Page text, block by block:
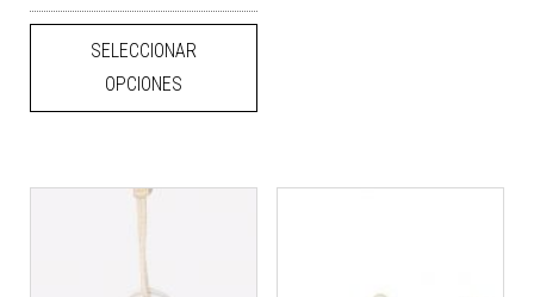
SELECCIONAR
OPCIONES
Este producto tiene múltiples